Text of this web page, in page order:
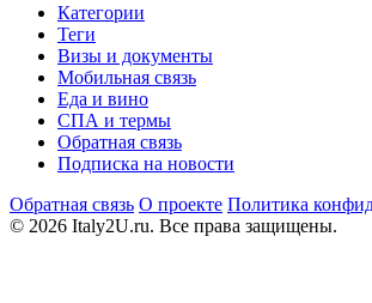
Категории
Теги
Визы и документы
Мобильная связь
Еда и вино
СПА и термы
Обратная связь
Подписка на новости
Обратная связь О проекте Политика
© 2026 Italy2U.ru. Все права защищены.